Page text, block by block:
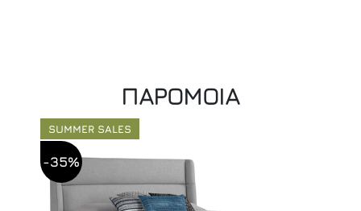
ΠΑΡΟΜΟΙΑ
SUMMER SALES
-35%